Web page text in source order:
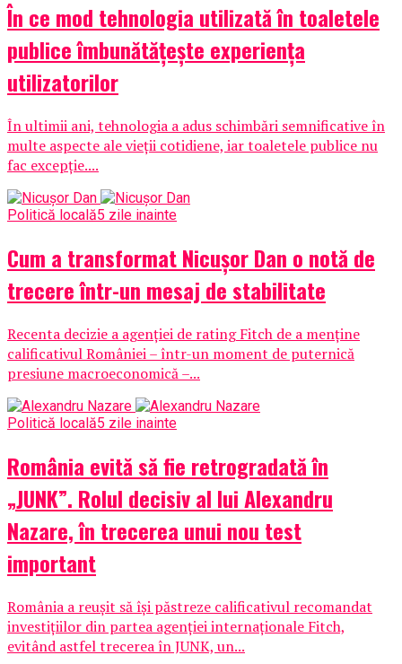
În ce mod tehnologia utilizată în toaletele
publice îmbunătățește experiența
utilizatorilor
În ultimii ani, tehnologia a adus schimbări semnificative în
multe aspecte ale vieții cotidiene, iar toaletele publice nu
fac excepție....
Politică locală5 zile inainte
Cum a transformat Nicușor Dan o notă de
trecere într-un mesaj de stabilitate
Recenta decizie a agenției de rating Fitch de a menține
calificativul României – într-un moment de puternică
presiune macroeconomică –...
Politică locală5 zile inainte
România evită să fie retrogradată în
„JUNK”. Rolul decisiv al lui Alexandru
Nazare, în trecerea unui nou test
important
România a reușit să își păstreze calificativul recomandat
investițiilor din partea agenției internaționale Fitch,
evitând astfel trecerea în JUNK, un...